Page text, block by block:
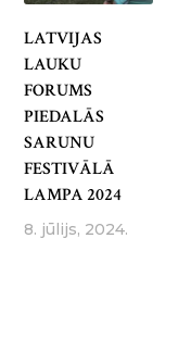
LATVIJAS
LAUKU
FORUMS
PIEDALĀS
SARUNU
FESTIVĀLĀ
LAMPA 2024
8. jūlijs, 2024.